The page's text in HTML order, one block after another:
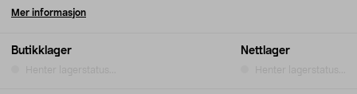
Butikklager
Henter lagerstatus...
Nettlager
Henter lagerstatus...
Mer informasjon